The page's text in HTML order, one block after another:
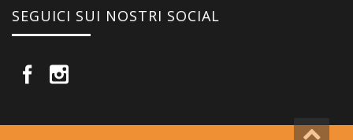
SEGUICI SUI NOSTRI SOCIAL